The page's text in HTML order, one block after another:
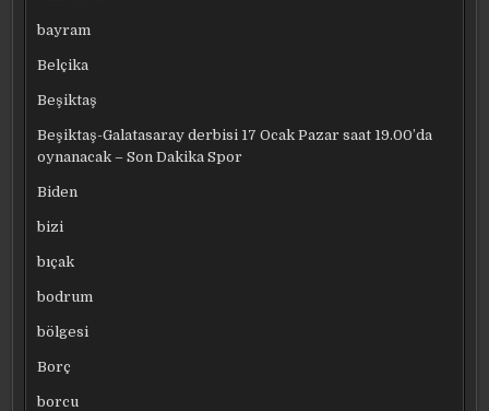
bayram
Belçika
Beşiktaş
Beşiktaş-Galatasaray derbisi 17 Ocak Pazar saat 19.00’da
oynanacak – Son Dakika Spor
Biden
bizi
bıçak
bodrum
bölgesi
Borç
borcu